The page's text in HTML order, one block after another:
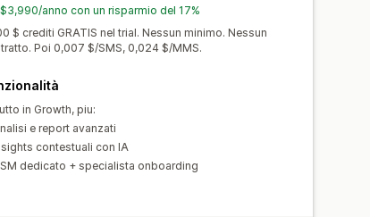
Rinnovi di abbonamenti
clienti
anno con un risparmio del 17%
$ crediti GRATIS nel trial. Nessun minimo. Nessun
Poi 0,007 $/SMS, 0,024 $/MMS.
in Growth, piu:
e report avanzati
contestuali con IA
dedicato + specialista onboarding